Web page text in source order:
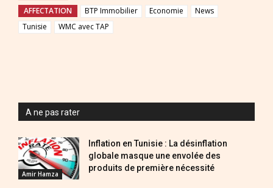
AFFECTATION
BTP Immobilier Economie
News
Tunisie
WMC avec TAP
A ne pas rater
Amir Hamza
Inflation en Tunisie : La désinflation
globale masque une envolée des
produits de première nécessité